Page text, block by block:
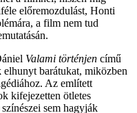
előremozdulást, Honti
a film nem tud
Valami történjen című
barátukat, miközben
Az említett
kifejezetten ötletes
sem hagyják